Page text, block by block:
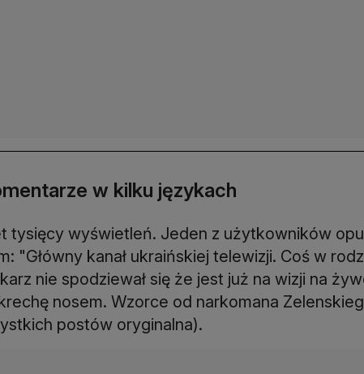
w kilku językach
tysięcy wyświetleń. Jeden z użytkowników
"Główny kanał ukraińskiej telewizji. Coś w
nie spodziewał się że jest już na wizji na
nosem. Wzorce od narkomana
postów oryginalna).